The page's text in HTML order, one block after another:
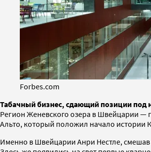
Forbes.com
Табачный бизнес, сдающий позиции под
Регион Женевского озера в Швейцарии —
Альто, который положил начало истории
Именно в Швейцарии Анри Нестле,